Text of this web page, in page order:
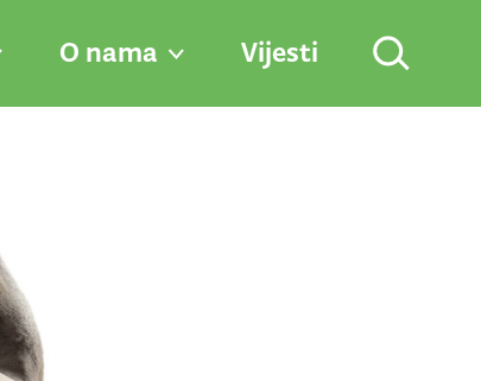
O nama Vijesti